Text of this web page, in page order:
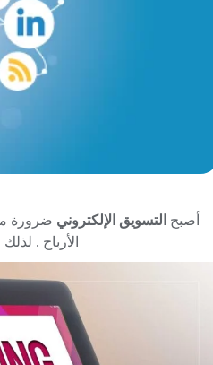
أصبح التسويق الإلكتروني ضرورة
الأرباح .